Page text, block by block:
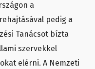
a
pedig a
Tanácsot bízta
szervekkel
elérni. A Nemzeti